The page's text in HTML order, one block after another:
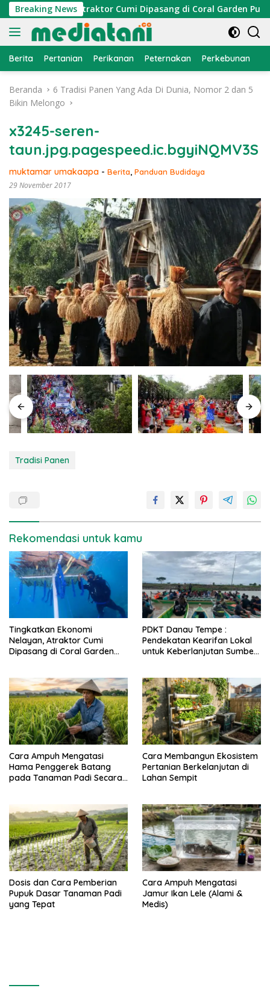
Langsung
ke
konten
Breaking News
Nelayan, Atraktor Cumi Dipasang di Coral Garden Pulau
Berita Pertanian Perikanan Peternakan Perkebunan
Beranda
6 Tradisi Panen Yang Ada Di Dunia, Nomor 2 dan 5
Bikin Melongo
x3245-seren-
taun.jpg.pagespeed.ic.bgyiNQMV3S
muktamar umakaapa - Berita, Panduan Budidaya
29 November 2017
Tradisi Panen
Rekomendasi untuk kamu
Tingkatkan Ekonomi
Nelayan, Atraktor Cumi
Dipasang di Coral Garden
PDKT Danau Tempe :
Pendekatan Kearifan Lokal
untuk Keberlanjutan Sumber
Cara Ampuh Mengatasi
Hama Penggerek Batang
pada Tanaman Padi Secara
Cara Membangun Ekosistem
Pertanian Berkelanjutan di
Lahan Sempit
Dosis dan Cara Pemberian
Pupuk Dasar Tanaman Padi
yang Tepat
Cara Ampuh Mengatasi
Jamur Ikan Lele (Alami &
Medis)